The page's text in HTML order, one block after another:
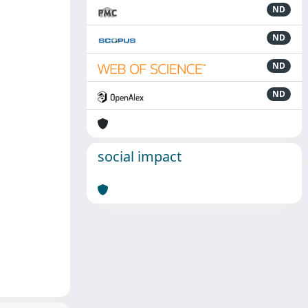
ND
ND
ND
ND
social impact